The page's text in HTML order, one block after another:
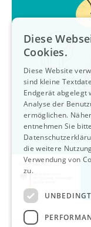
Diese
Cookies.
Diese Website
sind kleine
Endgerät abgelegt
Analyse der
ermöglichen.
entnehmen Sie
die weitere
Verwendung von
zu.